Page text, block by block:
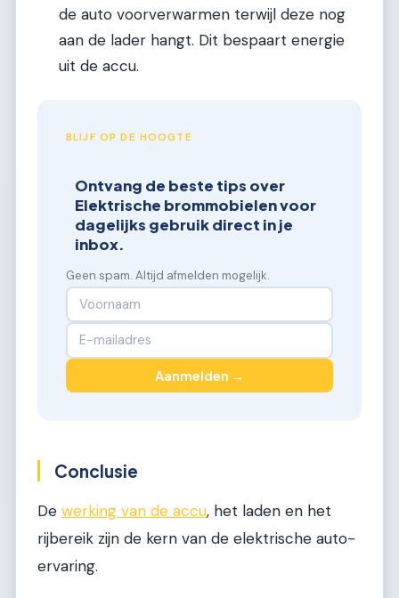
de auto voorverwarmen terwijl deze nog
aan de lader hangt. Dit bespaart energie
uit de accu.
BLIJF OP DE HOOGTE
Ontvang de beste tips over
Elektrische brommobielen voor
dagelijks gebruik direct in je
inbox.
Geen spam. Altijd afmelden mogelijk.
Aanmelden →
Conclusie
De werking van de accu, het laden en het
rijbereik zijn de kern van de elektrische auto-
ervaring.